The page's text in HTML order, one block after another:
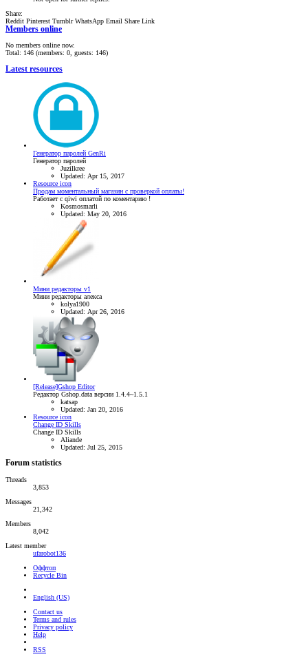
Share:
Reddit Pinterest Tumblr WhatsApp Email Share Link
Members online
No members online now.
Total: 146 (members: 0, guests: 146)
Latest resources
Генератор паролей GenRi
Генератор паролей
Juzilkree
Updated: Apr 15, 2017
Resource icon
Продам моментальный магазин с проверкой оплаты!
Работает с qiwi оплатой по коментарию !
Kosmosmarli
Updated: May 20, 2016
Мини редакторы v1
Мини редакторы алекса
kolya1900
Updated: Apr 26, 2016
[Release]Gshop Editor
Редактор Gshop.data версии 1.4.4~1.5.1
katsap
Updated: Jan 20, 2016
Resource icon
Change ID Skills
Change ID Skills
Aliande
Updated: Jul 25, 2015
Forum statistics
Threads
3,853
Messages
21,342
Members
8,042
Latest member
ufarobot136
Оффтоп
Recycle Bin
English (US)
Contact us
Terms and rules
Privacy policy
Help
RSS